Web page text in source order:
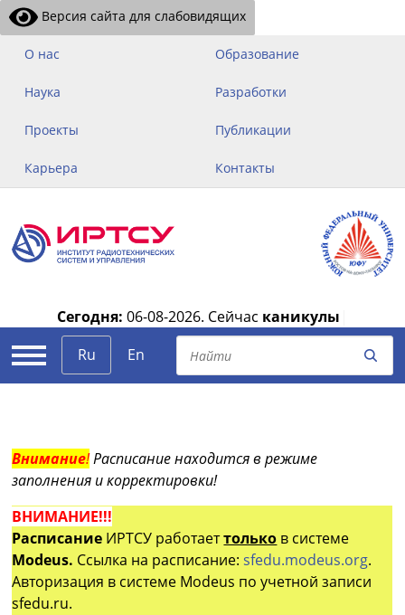
Версия сайта для слабовидящих
О нас Образование
Наука Разработки
Проекты Публикации
Карьера Контакты
Сегодня: 06-08-2026. Сейчас каникулы
Ru
En
Внимание!Расписание находится в режиме
заполнения и корректировки!
ВНИМАНИЕ!!!
Расписание ИРТСУ работаеттолько в системе
Modeus. Ссылка на расписание:sfedu.modeus.org.
Авторизация в системе Modeus по учетной записи
sfedu.ru.